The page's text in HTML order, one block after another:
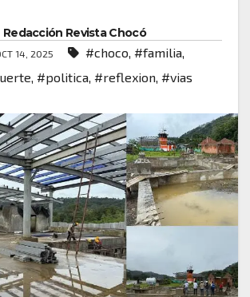
Redacción Revista Chocó
14, 2025 #choco, #familia,
, #politica, #reflexion, #vias